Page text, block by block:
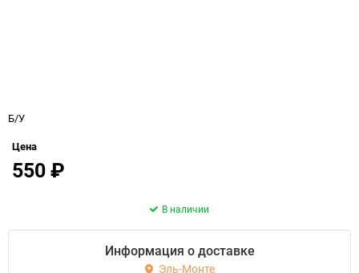
Б/У
Цена
550₽
В наличии
Информация о доставке
Эль-Монте